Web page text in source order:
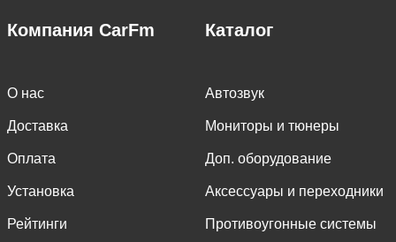
Компания CarFm
О нас
Доставка
Оплата
Установка
Рейтинги
Каталог
Автозвук
Мониторы и тюнеры
Доп. оборудование
Аксессуары и переходники
Противоугонные системы